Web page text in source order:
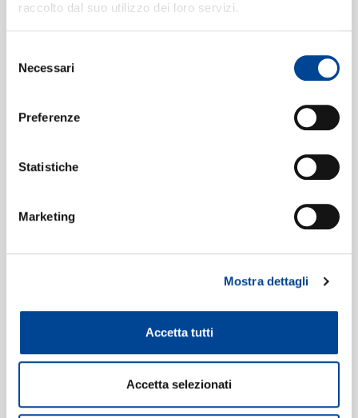
raccolto dal suo utilizzo dei loro servizi.
delNecessari
Preferenze
Statistiche
Marketing
Mostra dettagli
Accetta tutti
Accetta selezionati
Remixes
Digitale
Etichetta:Universal Music